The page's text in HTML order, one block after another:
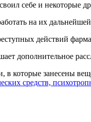
себе и некоторые
на их
действий
дополнительное
которые занесены
средств,